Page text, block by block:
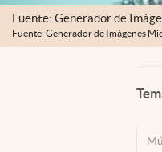
Fuente: Generador de
Fuente: Generador de Imágenes